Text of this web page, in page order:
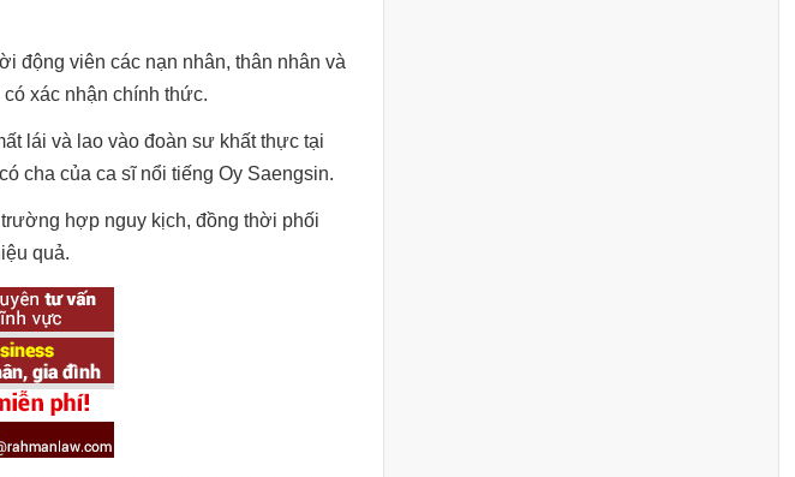
động viên các nạn nhân, thân nhân và
xác nhận chính thức.
lái và lao vào đoàn sư khất thực tại
cha của ca sĩ nổi tiếng Oy Saengsin.
hợp nguy kịch, đồng thời phối
quả.